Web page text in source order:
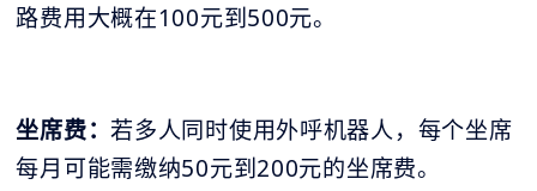
路费用大概在100元到500元。
坐席费：若多人同时使用外呼机器人，每个坐席
每月可能需缴纳50元到200元的坐席费。